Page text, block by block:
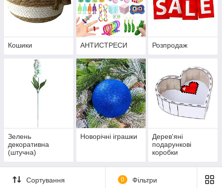
Кошики АНТИСТРЕСИ Розпродаж
Зелень
декоративна
(штучна)
Новорічні іграшки
Дерев'яні
подарункові
коробки
Сортування 0 Фільтри